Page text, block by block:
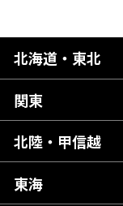
北海道・東北
北海道
青森県
秋田県
関東
茨城県
栃木県
北陸・甲信越
新潟県
東海